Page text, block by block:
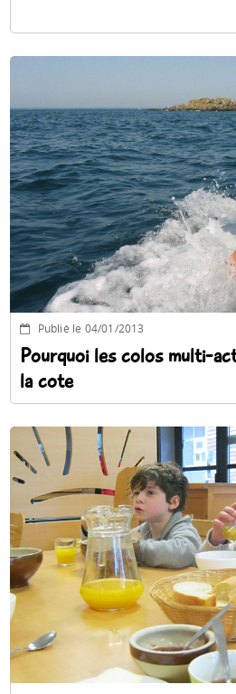
Publié le 04/01/2013
Pourquoi les colos multi-
la cote